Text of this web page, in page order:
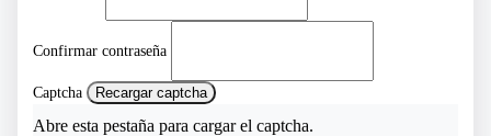
Confirmar contraseña
Captcha Recargar captcha
Abre esta pestaña para cargar el captcha.